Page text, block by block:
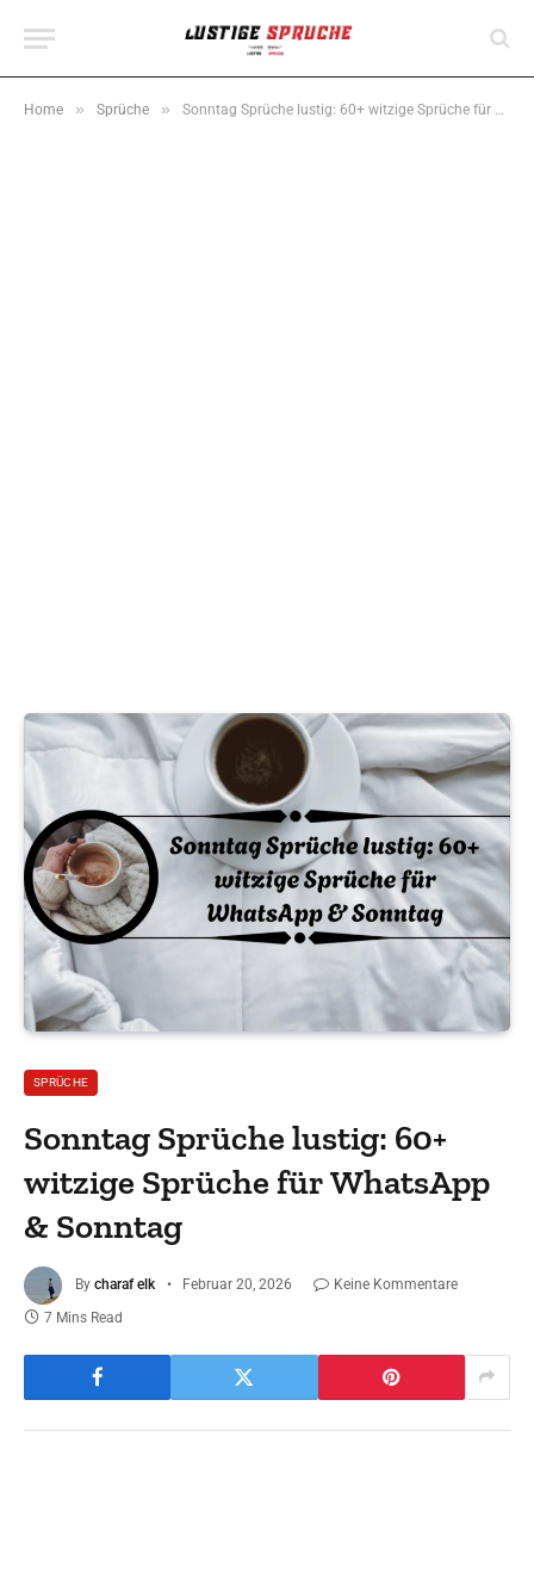
Home » Sprüche » Sonntag Sprüche lustig: 60+ witzige Sprüche für WhatsApp & Sonntag
SPRÜCHE
Sonntag Sprüche lustig: 60+
witzige Sprüche für WhatsApp
& Sonntag
By charaf elk Februar 20, 2026
Keine Kommentare
7 Mins Read